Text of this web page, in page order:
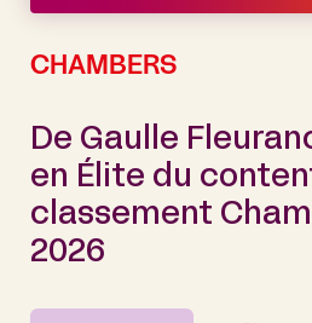
CHAMBERS
De Gaulle
en Élite du
classement
2026